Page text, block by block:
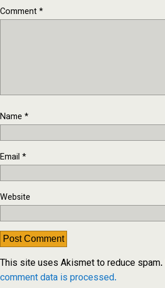
Comment*
Name *
Email *
Website
This site uses Akismet to reduce spam.
comment data is processed.